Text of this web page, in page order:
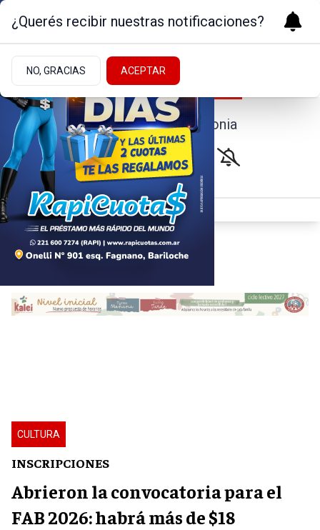
Noticias de la Patagonia
CULTURA
INSCRIPCIONES
Abrieron la convocatoria para el
FAB 2026: habrá más de $18
¿Querés recibir nuestras notificaciones?
NO, GRACIAS ACEPTAR